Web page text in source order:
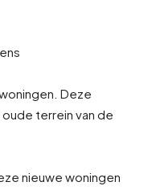
Deze
terrein van de
nieuwe woningen